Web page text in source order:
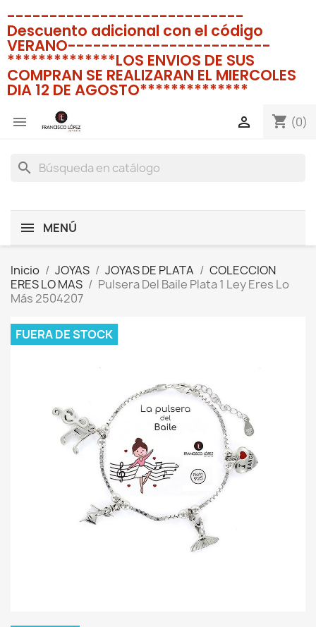
----------------------------
Descuento adicional con el código
VERANO------------------------
**************LOS ENVIOS DE SUS
COMPRAN SE REALIZARAN EL MIERCOLES
DIA 12 DE AGOSTO**************
 shopping_cart (0)

search
MENÚ
Inicio JOYAS JOYAS DE PLATA
COLECCION
ERES LO MAS
Pulsera Del Baile Plata 1 Ley Eres Lo
Más 2504207
FUERA DE STOCK